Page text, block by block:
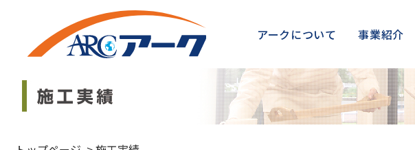
アークについて 事業紹介